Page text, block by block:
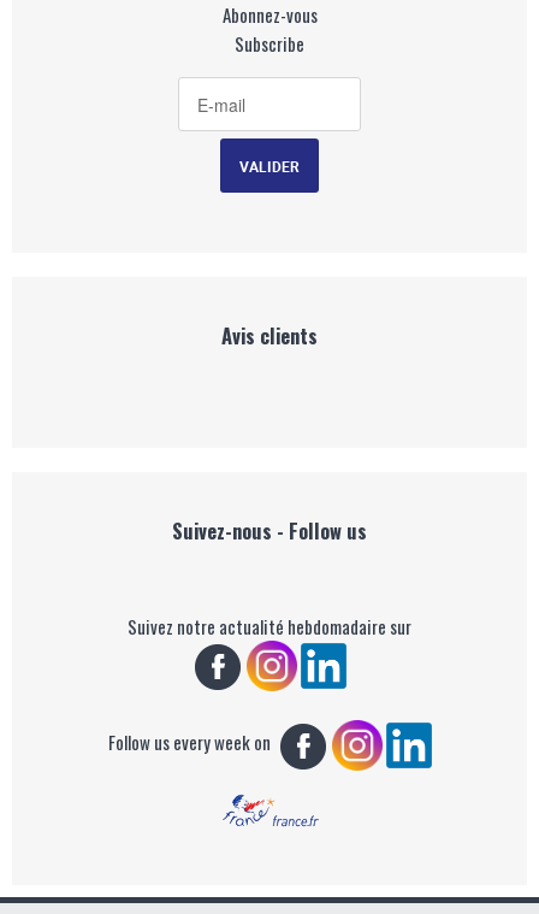
Abonnez-vous
Subscribe
Avis clients
Suivez-nous - Follow us
Suivez notre actualité hebdomadaire sur
Follow us every week on